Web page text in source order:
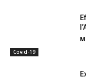
Covid-19